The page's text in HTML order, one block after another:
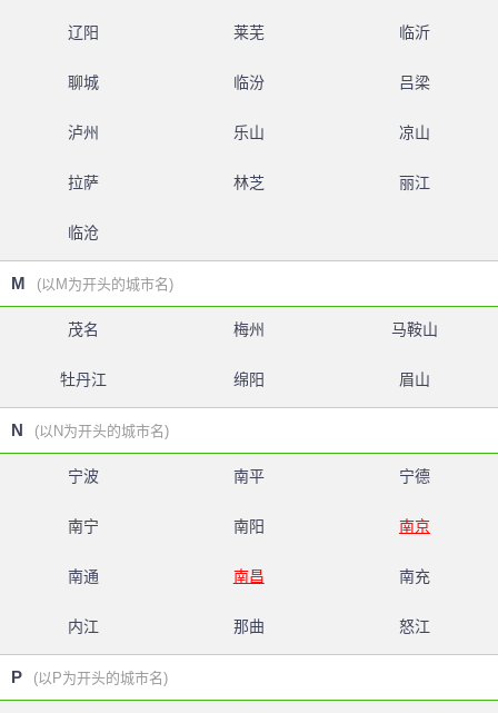
辽阳 莱芜 临沂
聊城 临汾 吕梁
泸州 乐山 凉山
拉萨 林芝 丽江
临沧
M (以M为开头的城市名)
茂名 梅州 马鞍山
牡丹江 绵阳 眉山
N (以N为开头的城市名)
宁波 南平 宁德
南宁 南阳 南京
南通 南昌 南充
内江 那曲 怒江
P (以P为开头的城市名)